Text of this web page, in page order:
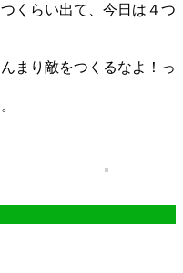
くらい出て、今日は４つ
まり敵をつくるなよ！っ